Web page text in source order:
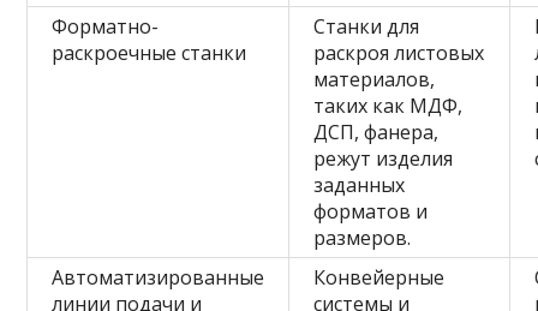
Форматно-
раскроечные станки
Станки для
раскроя листовых
материалов,
таких как МДФ,
ДСП, фанера,
режут изделия
заданных
форматов и
размеров.
Автоматизированные
линии подачи и
Конвейерные
системы и